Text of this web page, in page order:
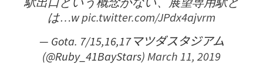
は…wpic.twitter.com/JPdx4ajvrm
— Gota. 7/15,16,17マツダスタジアム
(@Ruby_41BayStars)March 11, 2019